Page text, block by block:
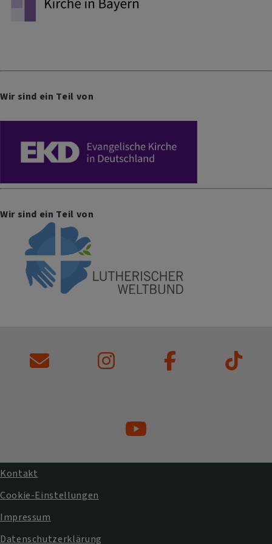
Wir sind ein Teil von
Wir sind ein Teil von
Fußbereichsmenü
Kontakt
Cookie-Einstellungen
Impressum
Datenschutzerklärung